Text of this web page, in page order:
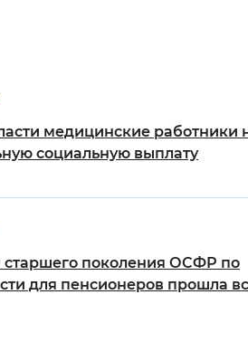
между буквами
Инверсивный
медицинские работники
социальную выплату
поколения ОСФР по
для пенсионеров прошла